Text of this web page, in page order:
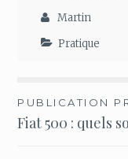
Martin
Pratique
Navigation
de
PUBLICATION
Fiat 500 : quels